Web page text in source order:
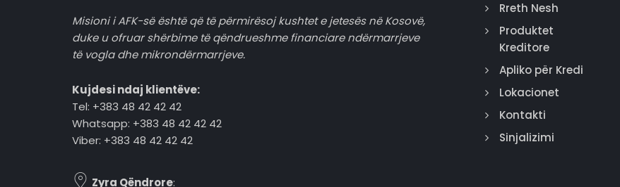
Misioni i AFK-së është që të përmirësoj kushtet e jetesës në Kosovë,
duke u ofruar shërbime të qëndrueshme financiare ndërmarrjeve
të vogla dhe mikrondërmarrjeve.
Kujdesi ndaj klientëve:
Tel: +383 48 42 42 42
Whatsapp: +383 48 42 42 42
Viber: +383 48 42 42 42
Zyra Qëndrore:
Rreth Nesh
Produktet
Kreditore
Apliko për Kredi
Lokacionet
Kontakti
Sinjalizimi